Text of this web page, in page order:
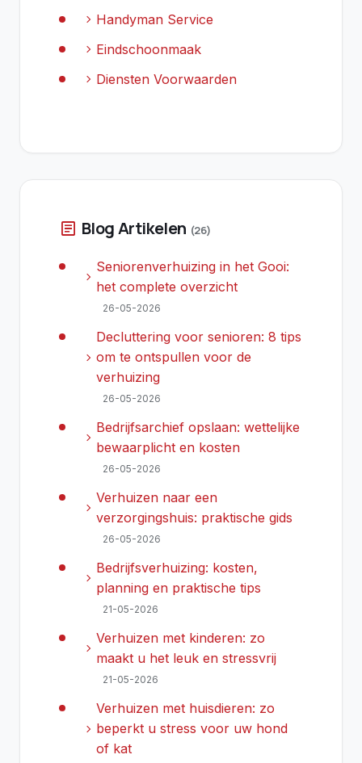
chevron_right Handyman Service
chevron_right Eindschoonmaak
chevron_right Diensten Voorwaarden
article Blog Artikelen (26)
chevron_right
Seniorenverhuizing in het Gooi:
het complete overzicht
26-05-2026
chevron_right
Decluttering voor senioren: 8 tips
om te ontspullen voor de
verhuizing
26-05-2026
chevron_right
Bedrijfsarchief opslaan: wettelijke
bewaarplicht en kosten
26-05-2026
chevron_right
Verhuizen naar een
verzorgingshuis: praktische gids
26-05-2026
chevron_right
Bedrijfsverhuizing: kosten,
planning en praktische tips
21-05-2026
chevron_right
Verhuizen met kinderen: zo
maakt u het leuk en stressvrij
21-05-2026
chevron_right
Verhuizen met huisdieren: zo
beperkt u stress voor uw hond
of kat